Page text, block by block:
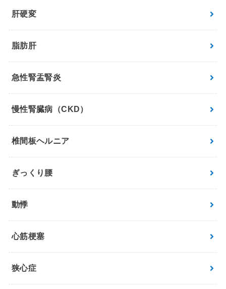
肝硬変
脂肪肝
急性腎盂腎炎
慢性腎臓病（CKD）
椎間板ヘルニア
ぎっくり腰
動悸
心筋梗塞
狭心症